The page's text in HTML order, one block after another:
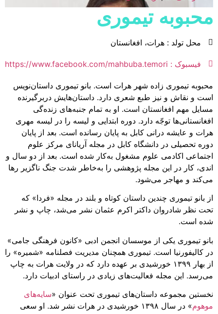
محبوبه تیموری
محل تولد : هرات، افغانستان
فیسبوک : https://www.facebook.com/mahbuba.temori
محبوبه تیموری زاده شهر هرات است. بانو تیموری داستان‌نویس
است و نقاش و نیز طبع شعری دارد. داستان‌هایش دربرگیرنده
مسایل مهم افغانستان است. او به تمام جنبه‌های زنده‌گی
افغانستانی‌ها توجّه دارد. دوره‌ ابتدایی و لیسه‌ را در لیسه مهری
هرات و عایشه درانی کابل به پایان رسانده است. بعد از پایان
دوره تحصیلی در دانشگاه کابل در مجله‌ آریانای مرکز علوم
اجتماعی اکادمی علوم مشغول به‌کار شده است. بعد از دو سال و
اندی، کار در این مجله‌ پژوهشی را به‌خاطر شدت جنگ ناگزیر رها
می‌کند و مهاجر می‌شود.
از بانو تیموری چندین داستان کوتاه و بلند در مجله‌ «فردا» که
تحت نظر شادروان داکتر اکرم عثمان نشر می‌شد، چاپ و نشر
شده است.
بانو تیموری یکی از موسسان انجمن ادبی «کانون فرهنگی جامی»
در کالیفورنیا است. تیموری همچنان مدیریت فصلنامه‌ «شمیره» را
از بهار ۱۳۹۹ خورشیدی بر عهده دارد که در ولایت هرات به چاپ
می‌رسد. این مجله فعالیت‌های زیادی در راستای ادبیات دارد.
نخستین مجموعه‌ داستان‌های تیموری تحت عنوان «سایه‌های
موهوم
» در سال ۱۳۹۸ خورشیدی در هرات نشر شد. او سعی